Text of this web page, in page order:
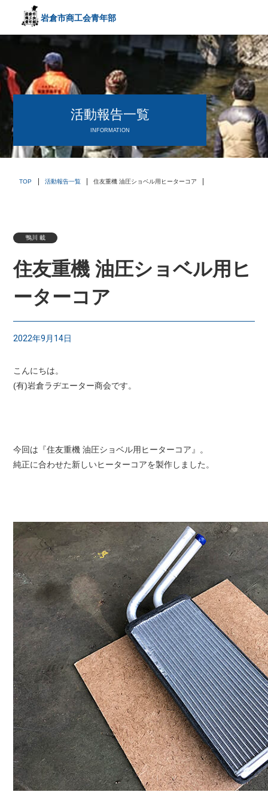
岩倉市商工会青年部
〒482－0042
愛知県岩倉市中本町西出口31-1
TEL:0587-66-3400
FAX:0587-66-3417
頑張る中小企業を応援します！
活動報告一覧
INFORMATION
TOP 活動報告一覧 住友重機 油圧ショベル用ヒーターコア
鴨川 載
住友重機 油圧ショベル用ヒ
ーターコア
2022年9月14日
こんにちは。
(有)岩倉ラヂエーター商会です。
今回は『住友重機 油圧ショベル用ヒーターコア』。
純正に合わせた新しいヒーターコアを製作しました。